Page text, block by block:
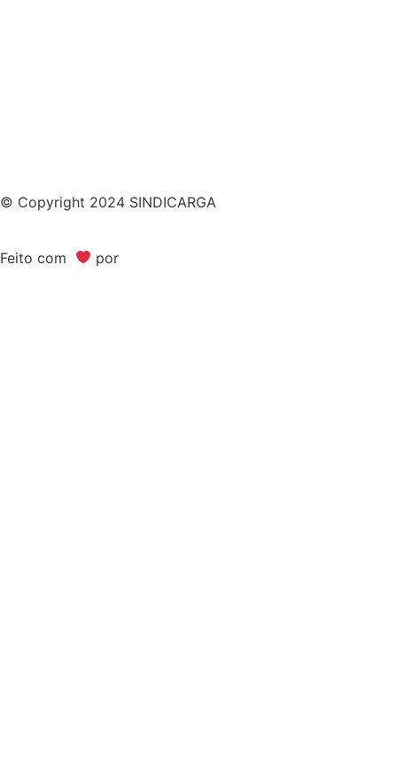
© Copyright 2024 SINDICARGA
Feito com por